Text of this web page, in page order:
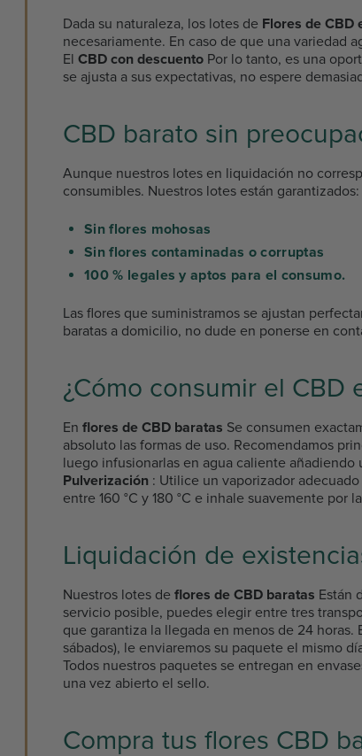
Dada su naturaleza, los lotes de Flores de CBD
necesariamente. En caso de que una variedad
El CBD con descuento Por lo tanto, es una
se ajusta a sus expectativas, no espere
CBD barato sin
Aunque nuestros lotes en liquidación no
consumibles. Nuestros lotes están garantizados:
Sin flores mohosas
Sin flores contaminadas o corruptas
100 % legales y aptos para el consumo.
Las flores que suministramos se ajustan
baratas a domicilio, no dude en ponerse en
¿Cómo consumir el CBD
En flores de CBD baratas Se consumen
absoluto las formas de uso. Recomendamos
luego infusionarlas en agua caliente añadiendo
Pulverización : Utilice un vaporizador
entre 160 °C y 180 °C e inhale suavemente por
Liquidación de
Nuestros lotes de flores de CBD baratas Están
servicio posible, puedes elegir entre tres
que garantiza la llegada en menos de 24 horas.
sábados), le enviaremos su paquete el mismo
Todos nuestros paquetes se entregan en
una vez abierto el sello.
Compra tus flores CBD